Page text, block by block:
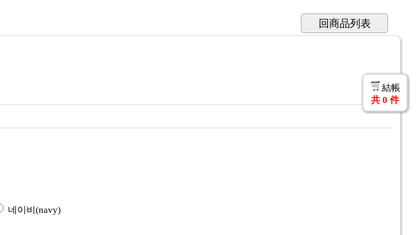
回商品列表
네이비(navy)
結帳
共 0 件